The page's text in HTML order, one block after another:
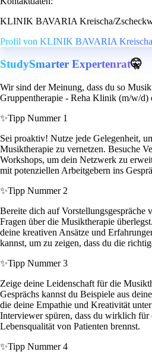
KLINIK BAVARIA Kreischa/
Profil von KLINIK BAVARIA
StudySmarter Expertenrat🤫
Wir sind der Meinung, dass du so
Gruppentherapie - Reha Klinik (m/w/d)
✨Tipp Nummer 1
Sei proaktiv! Nutze jede Gelegenheit,
Musiktherapie zu vernetzen. Besuche
Workshops, um dein Netzwerk zu
mit potenziellen Arbeitgebern ins
✨Tipp Nummer 2
Bereite dich auf Vorstellungsgespräche
Fragen über die Musiktherapie
deine kreativen Ansätze und
kannst, um zu zeigen, dass du die
✨Tipp Nummer 3
Zeige deine Leidenschaft für die
Gesprächs kannst du Beispiele aus
die deine Empathie und Kreativität
Interviewer spüren, dass du wirklich für
Lebensqualität von Patienten brennst.
✨Tipp Nummer 4